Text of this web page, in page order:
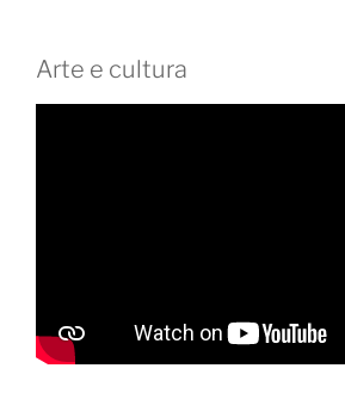
Arte e cultura